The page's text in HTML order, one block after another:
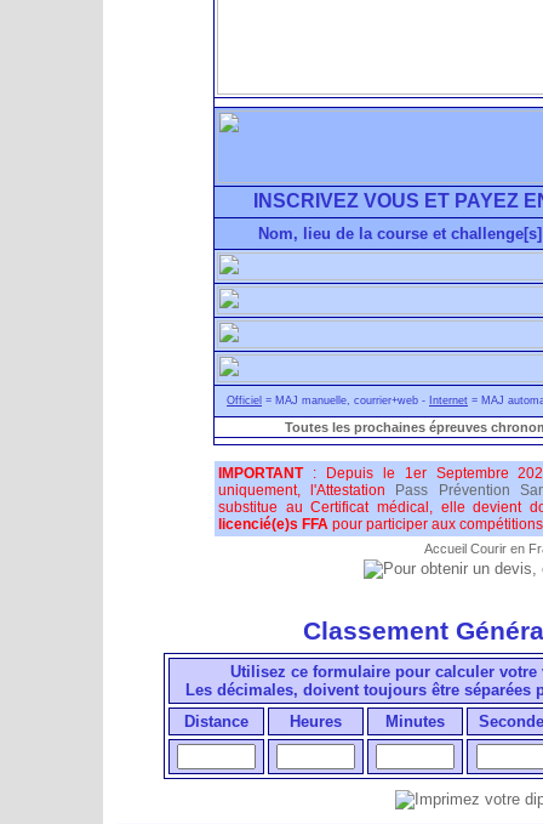
INSCRIVEZ VOUS ET PAYEZ
Nom, lieu de la course et challenge[s]
Officiel = MAJ manuelle, courrier+web - Internet = MAJ
Toutes les prochaines épreuves
IMPORTANT: Depuis le 1er Septembre
uniquement, l'Attestation
Pass Prévention
substitue au Certificat médical, elle devient
licencié(e)s FFA pour participer aux
Accueil Courir en
Classement
Utilisez ce formulaire pour calculer votre
Les décimales, doivent toujours être séparées
Distance
Heures Minutes